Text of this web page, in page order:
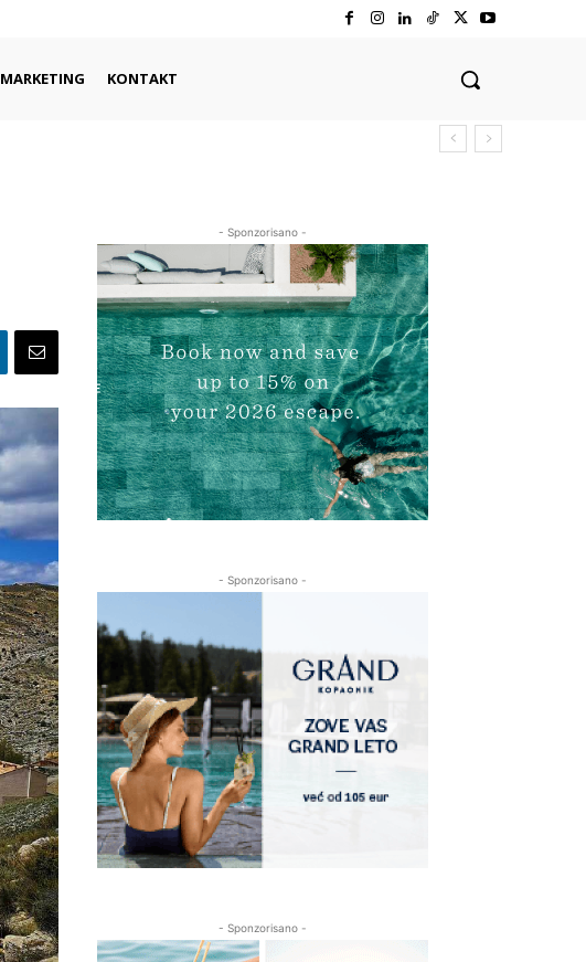
MARKETING KONTAKT
- Sponzorisano -
- Sponzorisano -
- Sponzorisano -